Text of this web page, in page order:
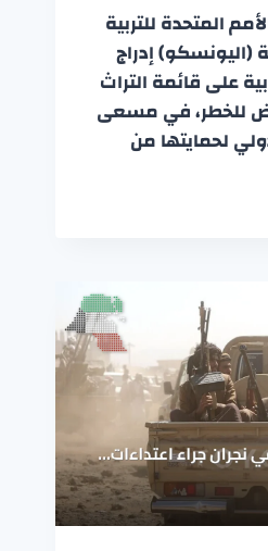
المتحدة للتربية
(اليونسكو) إدراج
على قائمة التراث
للخطر، في مسعى
لحمايتها من